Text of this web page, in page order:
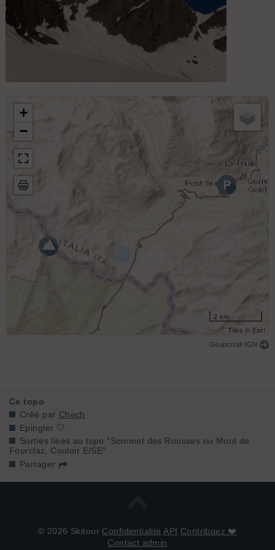
Sommet des Rousses, couloir E SE
+
−
2 km
Tiles © Esri
Géoportail IGN
Ce topo
Créé par Chech
Epingler 🤍
Sorties liées au topo "Sommet des Rousses ou Mont de
Fourclaz, Couloir E/SE"
Partager
© 2026 Skitour Confidentialité API Contribuez ❤️
Contact admin